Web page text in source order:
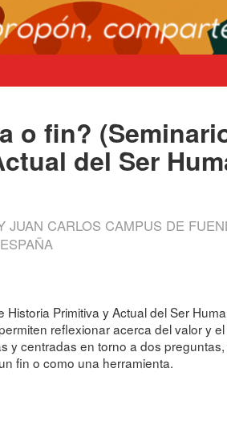
o fin?
del Ser
CARLOS CAMPUS DE
Primitiva y Actual del Ser
reflexionar acerca del valor y
y centradas en torno a dos
fin o como una herramienta.